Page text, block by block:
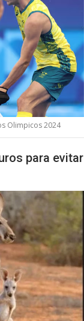
Olimpicos 2024
para